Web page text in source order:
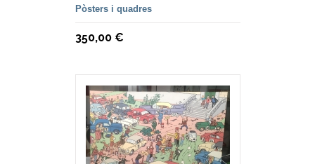
Pòsters i quadres
350,00 €